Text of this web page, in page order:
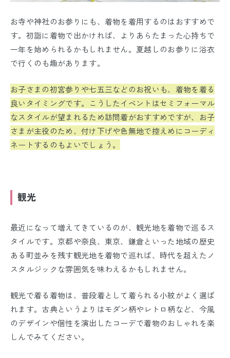
お寺や神社のお参りにも、着物を着用するのはおすすめで
す。初詣に着物で出かければ、よりあらたまった心持ちで
一年を始められるかもしれません。夏越しのお参りに浴衣
で行くのも趣があります。
お子さまの初宮参りや七五三などのお祝いも、着物を着る
良いタイミングです。こうしたイベントはセミフォーマル
なスタイルが望まれるため訪問着がおすすめですが、お子
さまが主役のため、付け下げや色無地で控えめにコーディ
ネートするのもよいでしょう。
観光
最近になって増えてきているのが、観光地を着物で巡るス
タイルです。京都や奈良、東京、鎌倉といった地域の歴史
ある町並みを残す観光地を着物で巡れば、時代を超えたノ
スタルジックな雰囲気を味わえるかもしれません。
観光で着る着物は、普段着として着られる小紋がよく選ば
れます。古典というよりはモダン柄やレトロ柄など、今風
のデザインや個性を演出したコーデで着物のおしゃれを楽
しんでみてください。